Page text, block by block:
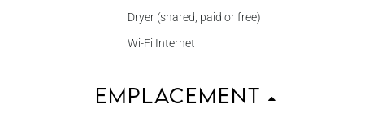
Dryer (shared, paid or free)
Wi-Fi Internet
Emplacement